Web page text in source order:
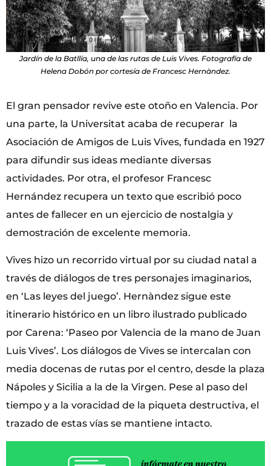
Jardín de la Batllía, una de las rutas de Luis Vives. Fotografía de
Helena Dobón por cortesía de Francesc Hernàndez.
El gran pensador revive este otoño en Valencia. Por
una parte, la Universitat acaba de recuperar la
Asociación de Amigos de Luis Vives, fundada en 1927
para difundir sus ideas mediante diversas
actividades. Por otra, el profesor Francesc
Hernández recupera un texto que escribió poco
antes de fallecer en un ejercicio de nostalgia y
demostración de excelente memoria.
Vives hizo un recorrido virtual por su ciudad natal a
través de diálogos de tres personajes imaginarios,
en ‘Las leyes del juego’. Hernàndez sigue este
itinerario histórico en un libro ilustrado publicado
por Carena: ‘Paseo por Valencia de la mano de Juan
Luis Vives’. Los diálogos de Vives se intercalan con
media docenas de rutas por el centro, desde la plaza
Nápoles y Sicilia a la de la Virgen. Pese al paso del
tiempo y a la voracidad de la piqueta destructiva, el
trazado de estas vías se mantiene intacto.